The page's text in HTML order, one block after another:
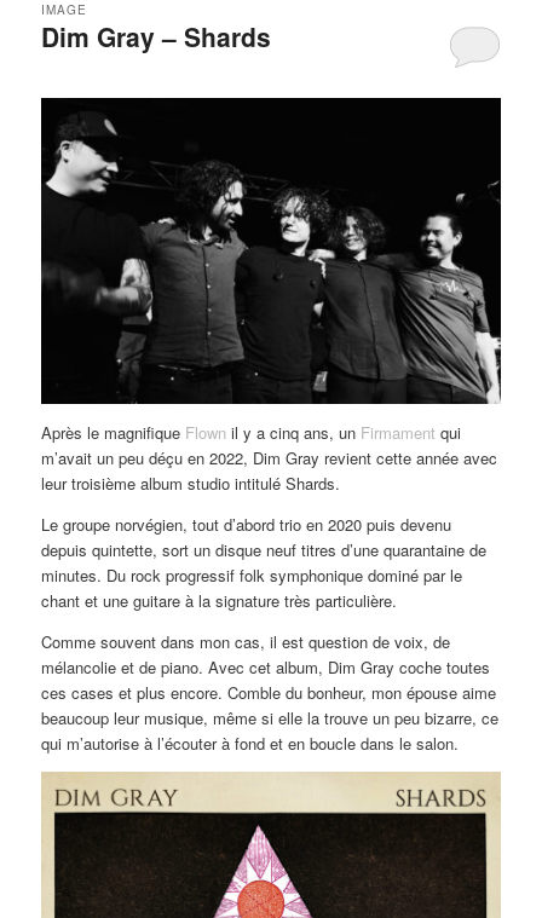
Dim Gray – Shards
IMAGE
Après le magnifique Flown il y a cinq ans, un Firmament qui
m’avait un peu déçu en 2022, Dim Gray revient cette année avec
leur troisième album studio intitulé Shards.
Le groupe norvégien, tout d’abord trio en 2020 puis devenu
depuis quintette, sort un disque neuf titres d’une quarantaine de
minutes. Du rock progressif folk symphonique dominé par le
chant et une guitare à la signature très particulière.
Comme souvent dans mon cas, il est question de voix, de
mélancolie et de piano. Avec cet album, Dim Gray coche toutes
ces cases et plus encore. Comble du bonheur, mon épouse aime
beaucoup leur musique, même si elle la trouve un peu bizarre, ce
qui m’autorise à l’écouter à fond et en boucle dans le salon.